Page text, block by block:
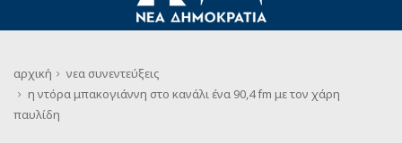
αρχική νεα συνεντεύξεις
η ντόρα μπακογιάννη στο κανάλι ένα 90,4 fm με τον χάρη
παυλίδη